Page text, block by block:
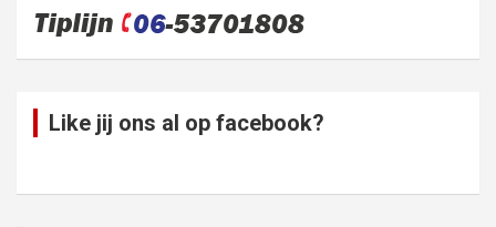
Like jij ons al op facebook?